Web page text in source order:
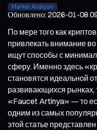
Market Analysis
Обновлено:2026-01-08
По мере того как
привлекать внимание
ищут способы с
сферу. Именно здесь
становятся идеальной
развивающихся рынках,
«Faucet Artinya» — то
одним из самых
этой статье